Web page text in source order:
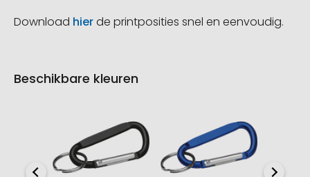
Download hierde printposities snel en eenvoudig.
Beschikbare kleuren